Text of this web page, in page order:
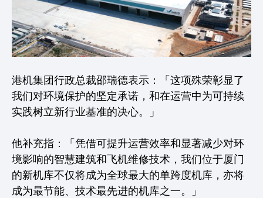
港机集团行政总裁邵瑞德表示：「这项殊荣彰显了
我们对环境保护的坚定承诺，和在运营中为可持续
实践树立新行业基准的决心。」
他补充指：「凭借可提升运营效率和显著减少对环
境影响的智慧建筑和飞机维修技术，我们位于厦门
的新机库不仅将成为全球最大的单跨度机库，亦将
成为最节能、技术最先进的机库之一。」